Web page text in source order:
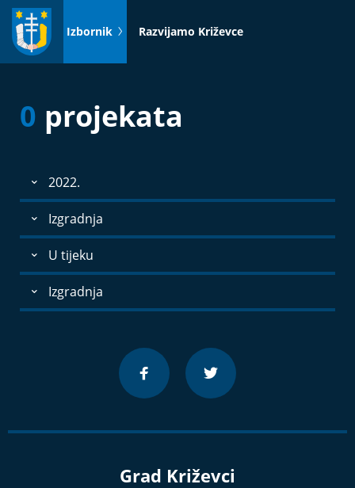
Idi
sadržaj
Izbornik Razvijamo Križevce
0 projekata
2022.
Izgradnja
U tijeku
Izgradnja
Grad Križevci